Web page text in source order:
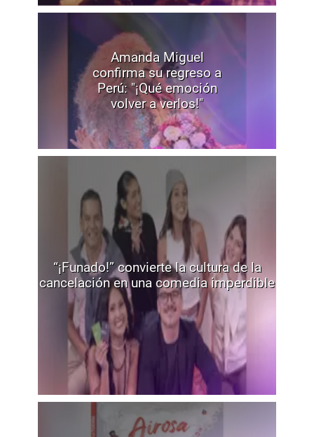
Amanda Miguel
confirma su regreso a
Perú: "¡Qué emoción
volver a verlos!"
“¡Funado!” convierte la cultura de la
cancelación en una comedia imperdible